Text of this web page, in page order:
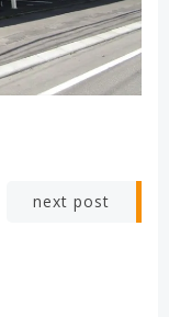
next post